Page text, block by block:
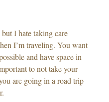
I hate taking care
I’m traveling. You want
and have space in
to not take your
are going in a road trip